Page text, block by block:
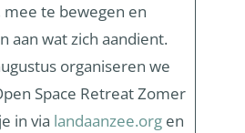
te bewegen en
aan wat zich aandient.
organiseren we
Space RetreatZomer
in via landaanzee.orgen